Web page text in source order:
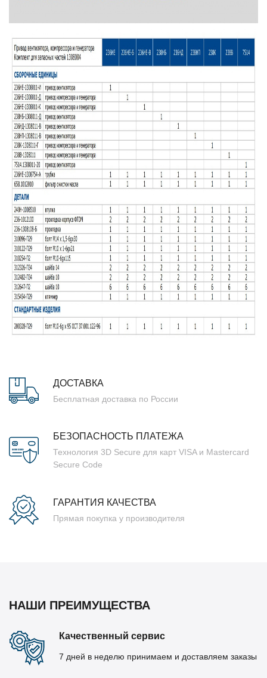
ДОСТАВКА
Бесплатная доставка по России
БЕЗОПАСНОСТЬ ПЛАТЕЖА
Технология 3D Secure для карт VISA и Mastercard
Secure Code
ГАРАНТИЯ КАЧЕСТВА
Прямая покупка у производителя
НАШИ ПРЕИМУЩЕСТВА
Качественный сервис
7 дней в неделю принимаем и доставляем заказы